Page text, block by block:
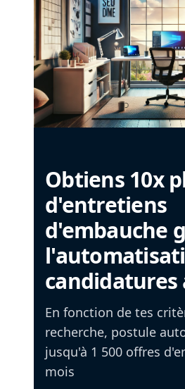
Obtiens 10x
d'entretiens
d'embauche
candidatures
En fonction de tes
recherche, postule
jusqu'à 1 500 offres
mois